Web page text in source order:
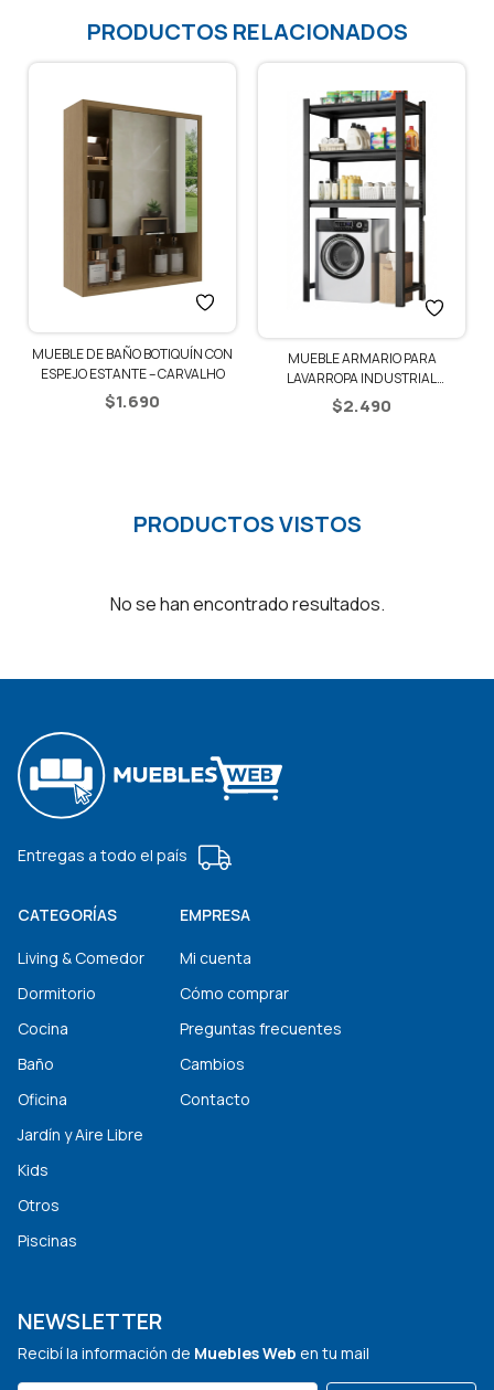
PRODUCTOS RELACIONADOS
MUEBLE DE BAÑO BOTIQUÍN CON
ESPEJO ESTANTE – CARVALHO
$1.690
MUEBLE ARMARIO PARA
LAVARROPA INDUSTRIAL
ESTANTERIA
$2.490
PRODUCTOS VISTOS
No se han encontrado resultados.
Entregas a todo el país
CATEGORÍAS
Living & Comedor
Dormitorio
Cocina
Baño
Oficina
Jardín y Aire Libre
Kids
Otros
Piscinas
EMPRESA
Mi cuenta
Cómo comprar
Preguntas frecuentes
Cambios
Contacto
NEWSLETTER
Recibí la información de Muebles Web en tu mail